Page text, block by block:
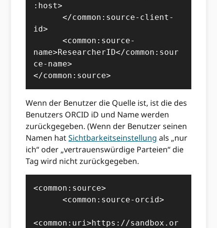
:host>
      </common:source-client-
id>
      <common:source-
name>ResearcherID</common:sour
ce-name>
</common:source>
Wenn der Benutzer die Quelle ist, ist die des
Benutzers ORCID iD und Name werden
zurückgegeben. (Wenn der Benutzer seinen
Namen hatSichtbarkeitseinstellung als „nur
ich“ oder „vertrauenswürdige Parteien“ die
Tag wird nicht zurückgegeben.
<common:source>
      <common:source-orcid>
<common:uri>https://sandbox.or